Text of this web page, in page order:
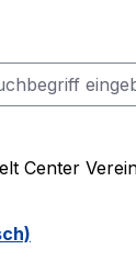
Center